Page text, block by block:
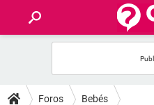
FOROS
Foros Bebés